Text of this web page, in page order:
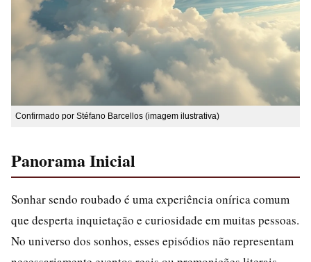
Confirmado por Stéfano Barcellos (imagem ilustrativa)
Panorama Inicial
Sonhar sendo roubado é uma experiência onírica comum
que desperta inquietação e curiosidade em muitas pessoas.
No universo dos sonhos, esses episódios não representam